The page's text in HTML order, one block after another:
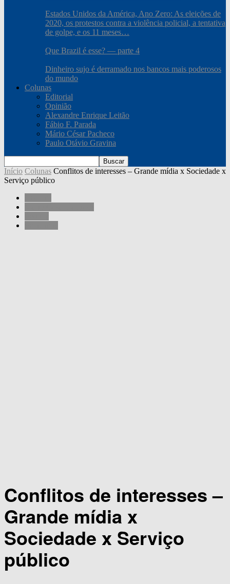
Estados Unidos da América, Ano Zero: As eleições de
2020, os protestos contra a violência policial, a tentativa
de golpe, e os 11 meses…
Que Brazil é esse? — parte 4
Dinheiro sujo é derramado nos bancos mais poderosos
do mundo
Colunas
Editorial
Opinião
Alexandre Enrique Leitão
Fábio F. Parada
Mário César Pacheco
Paulo Otávio Gravina
Início Colunas Conflitos de interesses – Grande mídia x Sociedade x
Serviço público
Conflitos de interesses –
Grande mídia x
Sociedade x Serviço
público